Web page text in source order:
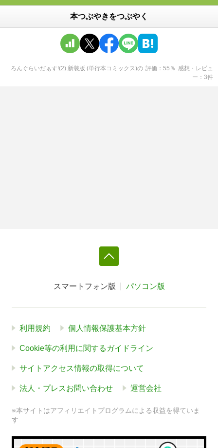
本つぶやきをつぶやく
ろんぐらいだぁす!(2) 新装版 (単行本コミックス)の 評価 55 ％ 感想・レビュ
ー
3件
スマートフォン版 パソコン版
利用規約 個人情報保護基本方針
Cookie等の利用に関するガイドライン
サイトアクセス情報の取得について
法人・プレスお問い合わせ 運営会社
※本サイトはアフィリエイトプログラムによる収益を得ていま
す